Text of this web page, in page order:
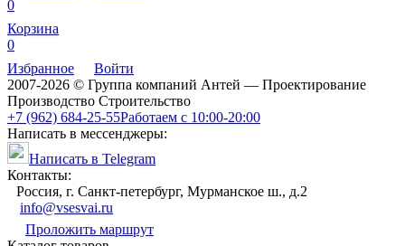
0
Корзина
0
Избранное
Войти
2007-2026 © Группа компаний Антей — Проектирование
Производство Строительство
+7 (962) 684-25-55Работаем с 10:00-20:00
Написать в мессенджеры:
Написать в Telegram
Контакты:
Россия, г. Санкт-петербург, Мурманское ш., д.2
info@vsesvai.ru
Проложить маршрут